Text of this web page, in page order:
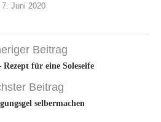
7. Juni 2020
Beitrag
für eine Soleseife
Beitrag
selbermachen